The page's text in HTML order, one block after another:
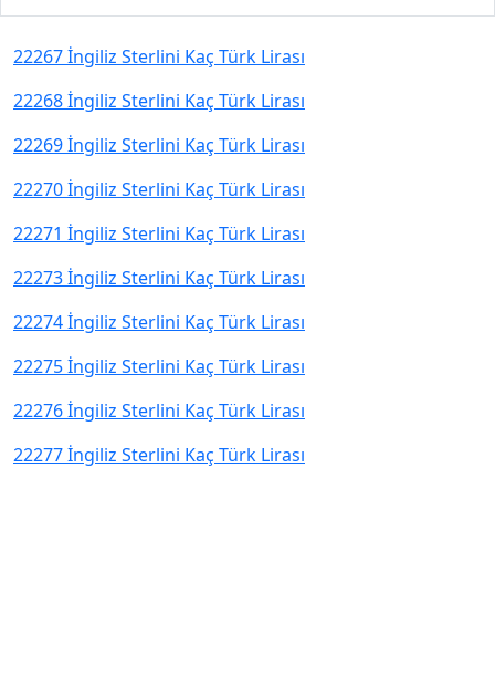
22267 İngiliz Sterlini Kaç Türk Lirası
22268 İngiliz Sterlini Kaç Türk Lirası
22269 İngiliz Sterlini Kaç Türk Lirası
22270 İngiliz Sterlini Kaç Türk Lirası
22271 İngiliz Sterlini Kaç Türk Lirası
22273 İngiliz Sterlini Kaç Türk Lirası
22274 İngiliz Sterlini Kaç Türk Lirası
22275 İngiliz Sterlini Kaç Türk Lirası
22276 İngiliz Sterlini Kaç Türk Lirası
22277 İngiliz Sterlini Kaç Türk Lirası